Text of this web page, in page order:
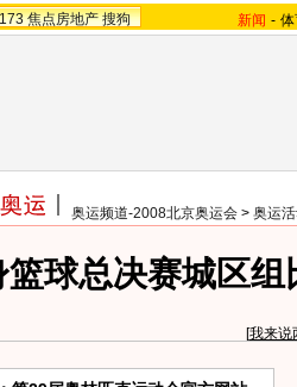
焦点房地产 搜狗 新闻 -
奥运频道-2008北京奥运会 > 奥运
球总决赛城区
[我来说